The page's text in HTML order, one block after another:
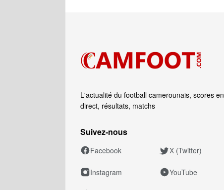
L'actualité du football camerounais, scores en
direct, résultats, matchs
Suivez‑nous
Facebook X (Twitter)
Instagram YouTube